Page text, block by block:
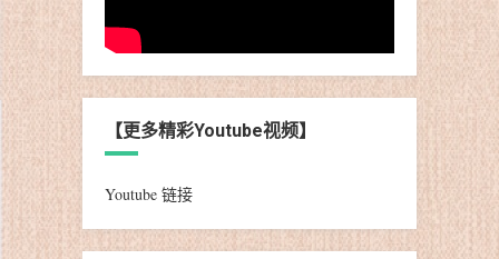
【更多精彩Youtube视频】
Youtube 链接